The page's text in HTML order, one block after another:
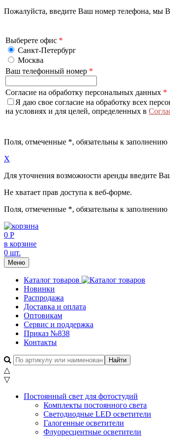
Пожалуйста, введите Ваш номер телефона, мы
Выберете офис *
Санкт-Петербург
Москва
Ваш телефонный номер *
Согласие на обработку персональных данных *
Я даю свое согласие на обработку всех
на условиях и для целей, определенных в
Поля, отмеченные *, обязательны к заполнению
X
Для уточнения возможности аренды введите
Не хватает прав доступа к веб-форме.
Поля, отмеченные *, обязательны к заполнению
0 Р
в корзине
0 шт.
Меню
Каталог товаров
Новинки
Распродажа
Доставка и оплата
Оптовикам
Сервис и поддержка
Приказ №838
Контакты
△
▽
Постоянный свет для фотостудий
Комплекты постоянного света
Светодиодные LED осветители
Галогенные осветители
Флуоресцентные осветители